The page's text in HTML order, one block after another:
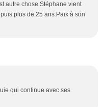
autre chose.Stéphane vient
plus de 25 ans.Paix à son
qui continue avec ses